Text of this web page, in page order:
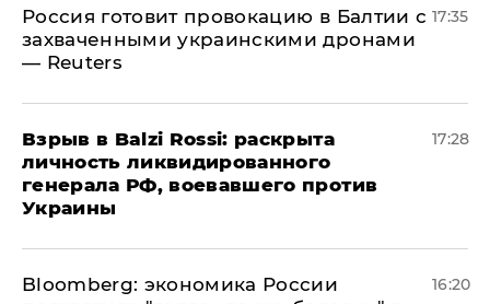
​Россия готовит провокацию в Балтии с
захваченными украинскими дронами
— Reuters
17:35
​Взрыв в Balzi Rossi: раскрыта
личность ликвидированного
генерала РФ, воевавшего против
Украины
17:28
Bloomberg: экономика России
16:20